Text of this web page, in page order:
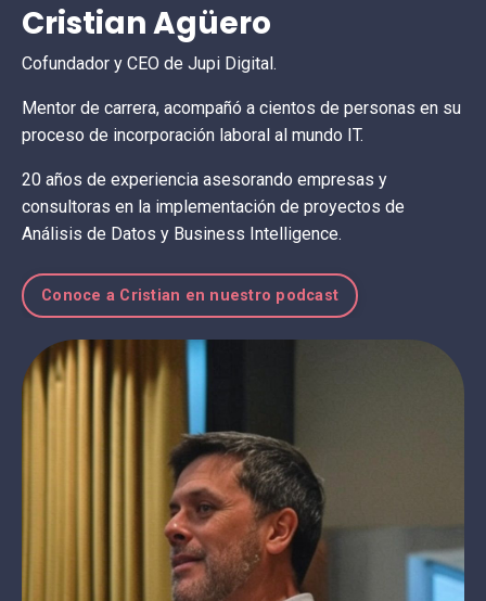
Cristian Agüero
Cofundador y CEO de Jupi Digital.
Mentor de carrera, acompañó a cientos de personas en su
proceso de incorporación laboral al mundo IT.
20 años de experiencia asesorando empresas y
consultoras en la implementación de proyectos de
Análisis de Datos y Business Intelligence.
Conoce a Cristian en nuestro podcast